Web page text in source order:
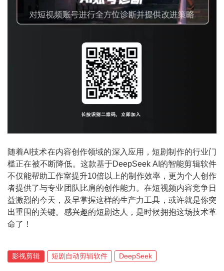
随着AI技术在内容创作领域的深入应用，短剧制作的行业门
槛正在被不断降低。这款基于DeepSeek AI的智能剪辑软件
不仅能帮助工作室提升10倍以上的制作效率，更为个人创作
者提供了与专业团队比肩的创作能力。在短视频内容竞争日
益激烈的今天，及早掌握这样的生产力工具，或许就是你突
出重围的关键。感兴趣的短剧达人，是时候拥抱这场技术革
命了！
影视剪辑 短剧自动剪辑软件 DeepSeek